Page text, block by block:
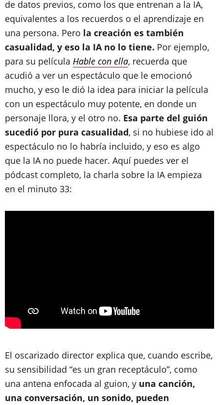
de datos previos, como los que entrenan a la IA,
equivalentes a los recuerdos o el aprendizaje en
una persona. Pero la creación es también
casualidad, y eso la IA no lo tiene. Por ejemplo,
para su película Hable con ella, recuerda que
acudió a ver un espectáculo que le emocionó
mucho, y eso le dió la idea para iniciar la película
con un espectáculo muy potente, en donde un
personaje llora, y el otro no. Esa parte del guión
sucedió por pura casualidad, si no hubiese ido al
espectáculo no lo habría incluido, y eso es algo
que la IA no puede hacer. Aquí puedes ver el
pódcast completo, la charla sobre la IA empieza
en el minuto 33:
El oscarizado director explica que, cuando escribe,
su sensibilidad “es un gran receptáculo”, como
una antena enfocada al guion, y una canción,
una conversación, un sonido, pueden